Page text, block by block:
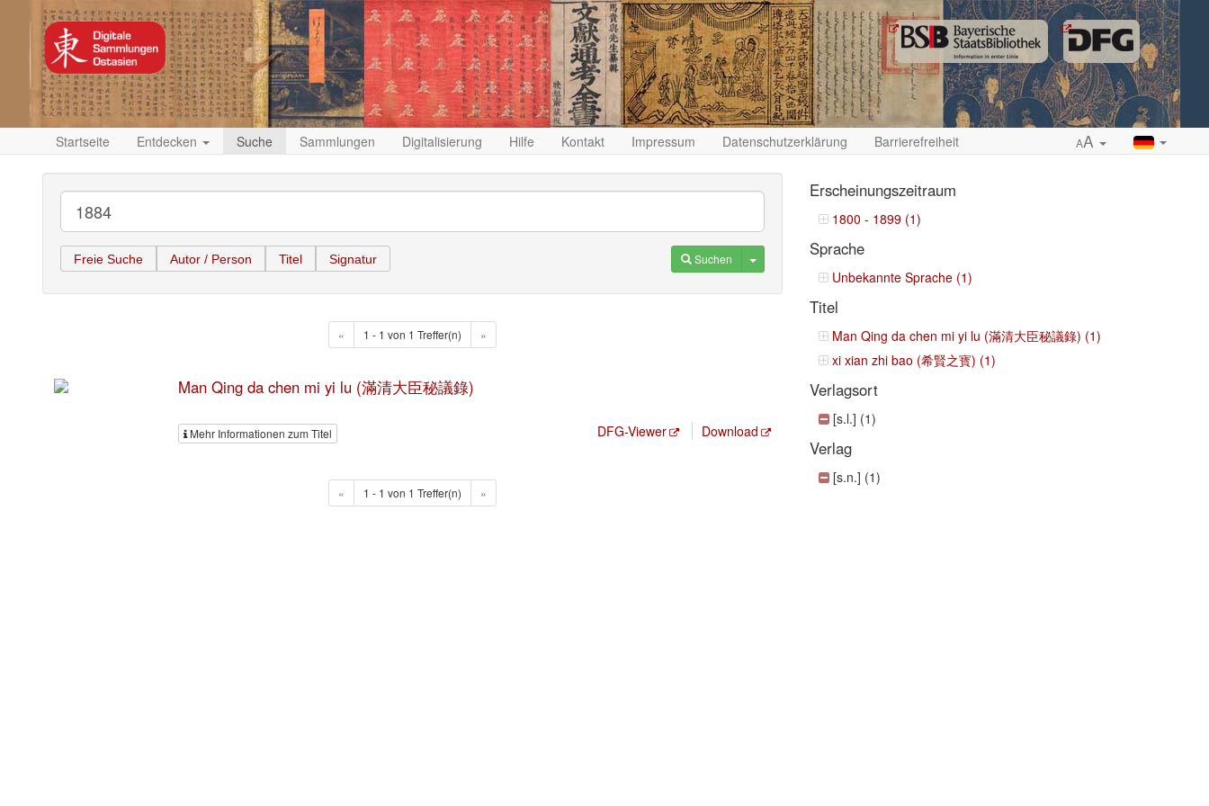
Startseite Entdecken Suche Sammlungen Digitalisierung Hilfe Kontakt Impressum Datenschutzerklärung Barrierefreiheit AA
Freie Suche Autor / Person Titel Signatur Suchen Toggle Dropdown
« 1 - 1 von 1 Treffer(n) »
Man Qing da chen mi yi lu (滿清大臣秘議錄)
Mehr Informationen zum Titel DFG-Viewer Download
« 1 - 1 von 1 Treffer(n) »
Erscheinungszeitraum
1800 - 1899 (1)
Sprache
Unbekannte Sprache (1)
Titel
Man Qing da chen mi yi lu (滿清大臣秘議錄) (1)
xi xian zhi bao (希賢之寳) (1)
Verlagsort
[s.l.] (1)
Verlag
[s.n.] (1)